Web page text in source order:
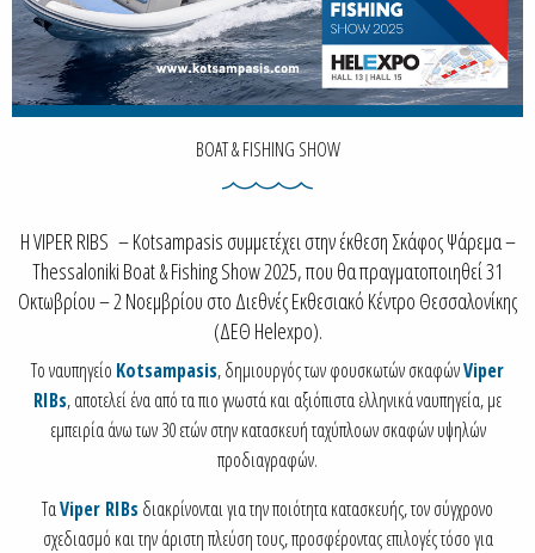
BOAT & FISHING SHOW
Η VIPER RIBS – Kotsampasis συμμετέχει στην έκθεση Σκάφος Ψάρεμα –
Thessaloniki Boat & Fishing Show 2025, που θα πραγματοποιηθεί 31
Οκτωβρίου – 2 Νοεμβρίου στο Διεθνές Εκθεσιακό Κέντρο Θεσσαλονίκης
(ΔΕΘ Helexpo).
Το ναυπηγείο Kotsampasis, δημιουργός των φουσκωτών σκαφώνViper
RIBs, αποτελεί ένα από τα πιο γνωστά και αξιόπιστα ελληνικά ναυπηγεία, με
εμπειρία άνω των 30 ετών στην κατασκευή ταχύπλοων σκαφών υψηλών
προδιαγραφών.
ΤαViper RIBs διακρίνονται για την ποιότητα κατασκευής, τον σύγχρονο
σχεδιασμό και την άριστη πλεύση τους, προσφέροντας επιλογές τόσο για